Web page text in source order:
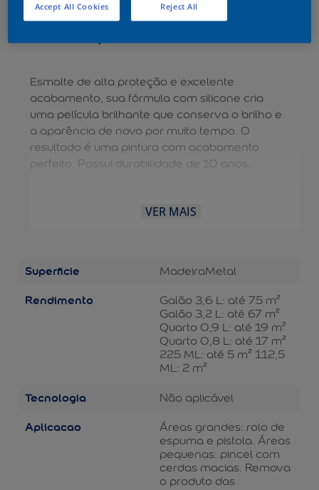
Esmalte de alta proteção e excelente
acabamento, sua fórmula com silicone cria
uma película brilhante que conserva o brilho e
a aparência de novo por muito tempo. O
resultado é uma pintura com acabamento
perfeito. Possui durabilidade de 10 anos.
VER MAIS
Superficie MadeiraMetal
Rendimento
Galão 3,6 L: até 75 m²
Galão 3,2 L: até 67 m²
Quarto 0,9 L: até 19 m²
Quarto 0,8 L: até 17 m²
225 ML: até 5 m² 112,5
ML: 2 m²
Tecnologia Não aplicável
Aplicacao
Áreas grandes: rolo de
espuma e pistola. Áreas
pequenas: pincel com
cerdas macias. Remova
o produto das
Reject All
Accept All Cookies